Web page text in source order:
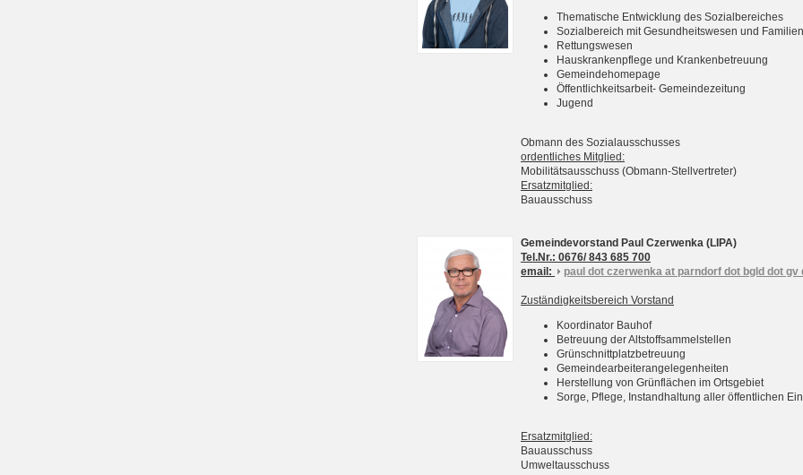
Thematische Entwicklung des Sozialbereiches
Sozialbereich mit Gesundheitswesen und
Rettungswesen
Hauskrankenpflege und Krankenbetreuung
Gemeindehomepage
Öffentlichkeitsarbeit- Gemeindezeitung
Jugend
Obmann des Sozialausschusses
ordentliches Mitglied:
Mobilitätsausschuss (Obmann-Stellvertreter)
Ersatzmitglied:
Bauausschuss
Gemeindevorstand Paul Czerwenka (LIPA)
Tel.Nr.: 0676/ 843 685 700
email:
paul dot czerwenka at parndorf dot bgld dot gv
Zuständigkeitsbereich Vorstand
Koordinator Bauhof
Betreuung der Altstoffsammelstellen
Grünschnittplatzbetreuung
Gemeindearbeiterangelegenheiten
Herstellung von Grünflächen im Ortsgebiet
Sorge, Pflege, Instandhaltung aller öffentlichen
Ersatzmitglied:
Bauausschuss
Umweltausschuss